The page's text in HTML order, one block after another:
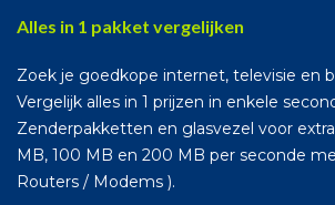
Alles in 1 pakket vergelijken
Zoek je goedkope internet, televisie en
Vergelijk alles in 1 prijzen in enkele
Zenderpakketten en glasvezel voor
MB, 100 MB en 200 MB per seconde
Routers / Modems ).